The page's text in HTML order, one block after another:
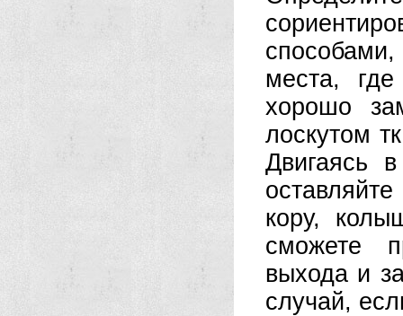
места,
хорошо
лоскутом
Двигаясь
кору,
сможете
выхода и
случай,